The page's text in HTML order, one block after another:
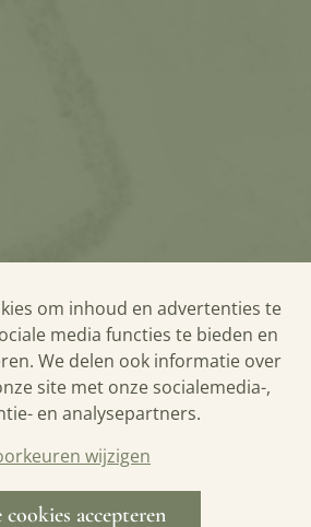
om inhoud en advertenties te
media functies te bieden en
We delen ook informatie over
site met onze socialemedia-,
en analysepartners.
wijzigen
accepteren